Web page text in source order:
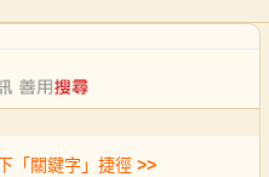
「關鍵字」捷徑 >>